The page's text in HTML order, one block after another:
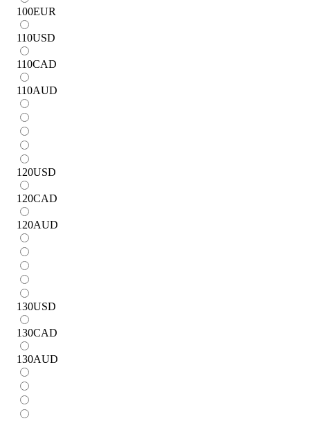
100EUR
110USD
110CAD
110AUD
120USD
120CAD
120AUD
130USD
130CAD
130AUD